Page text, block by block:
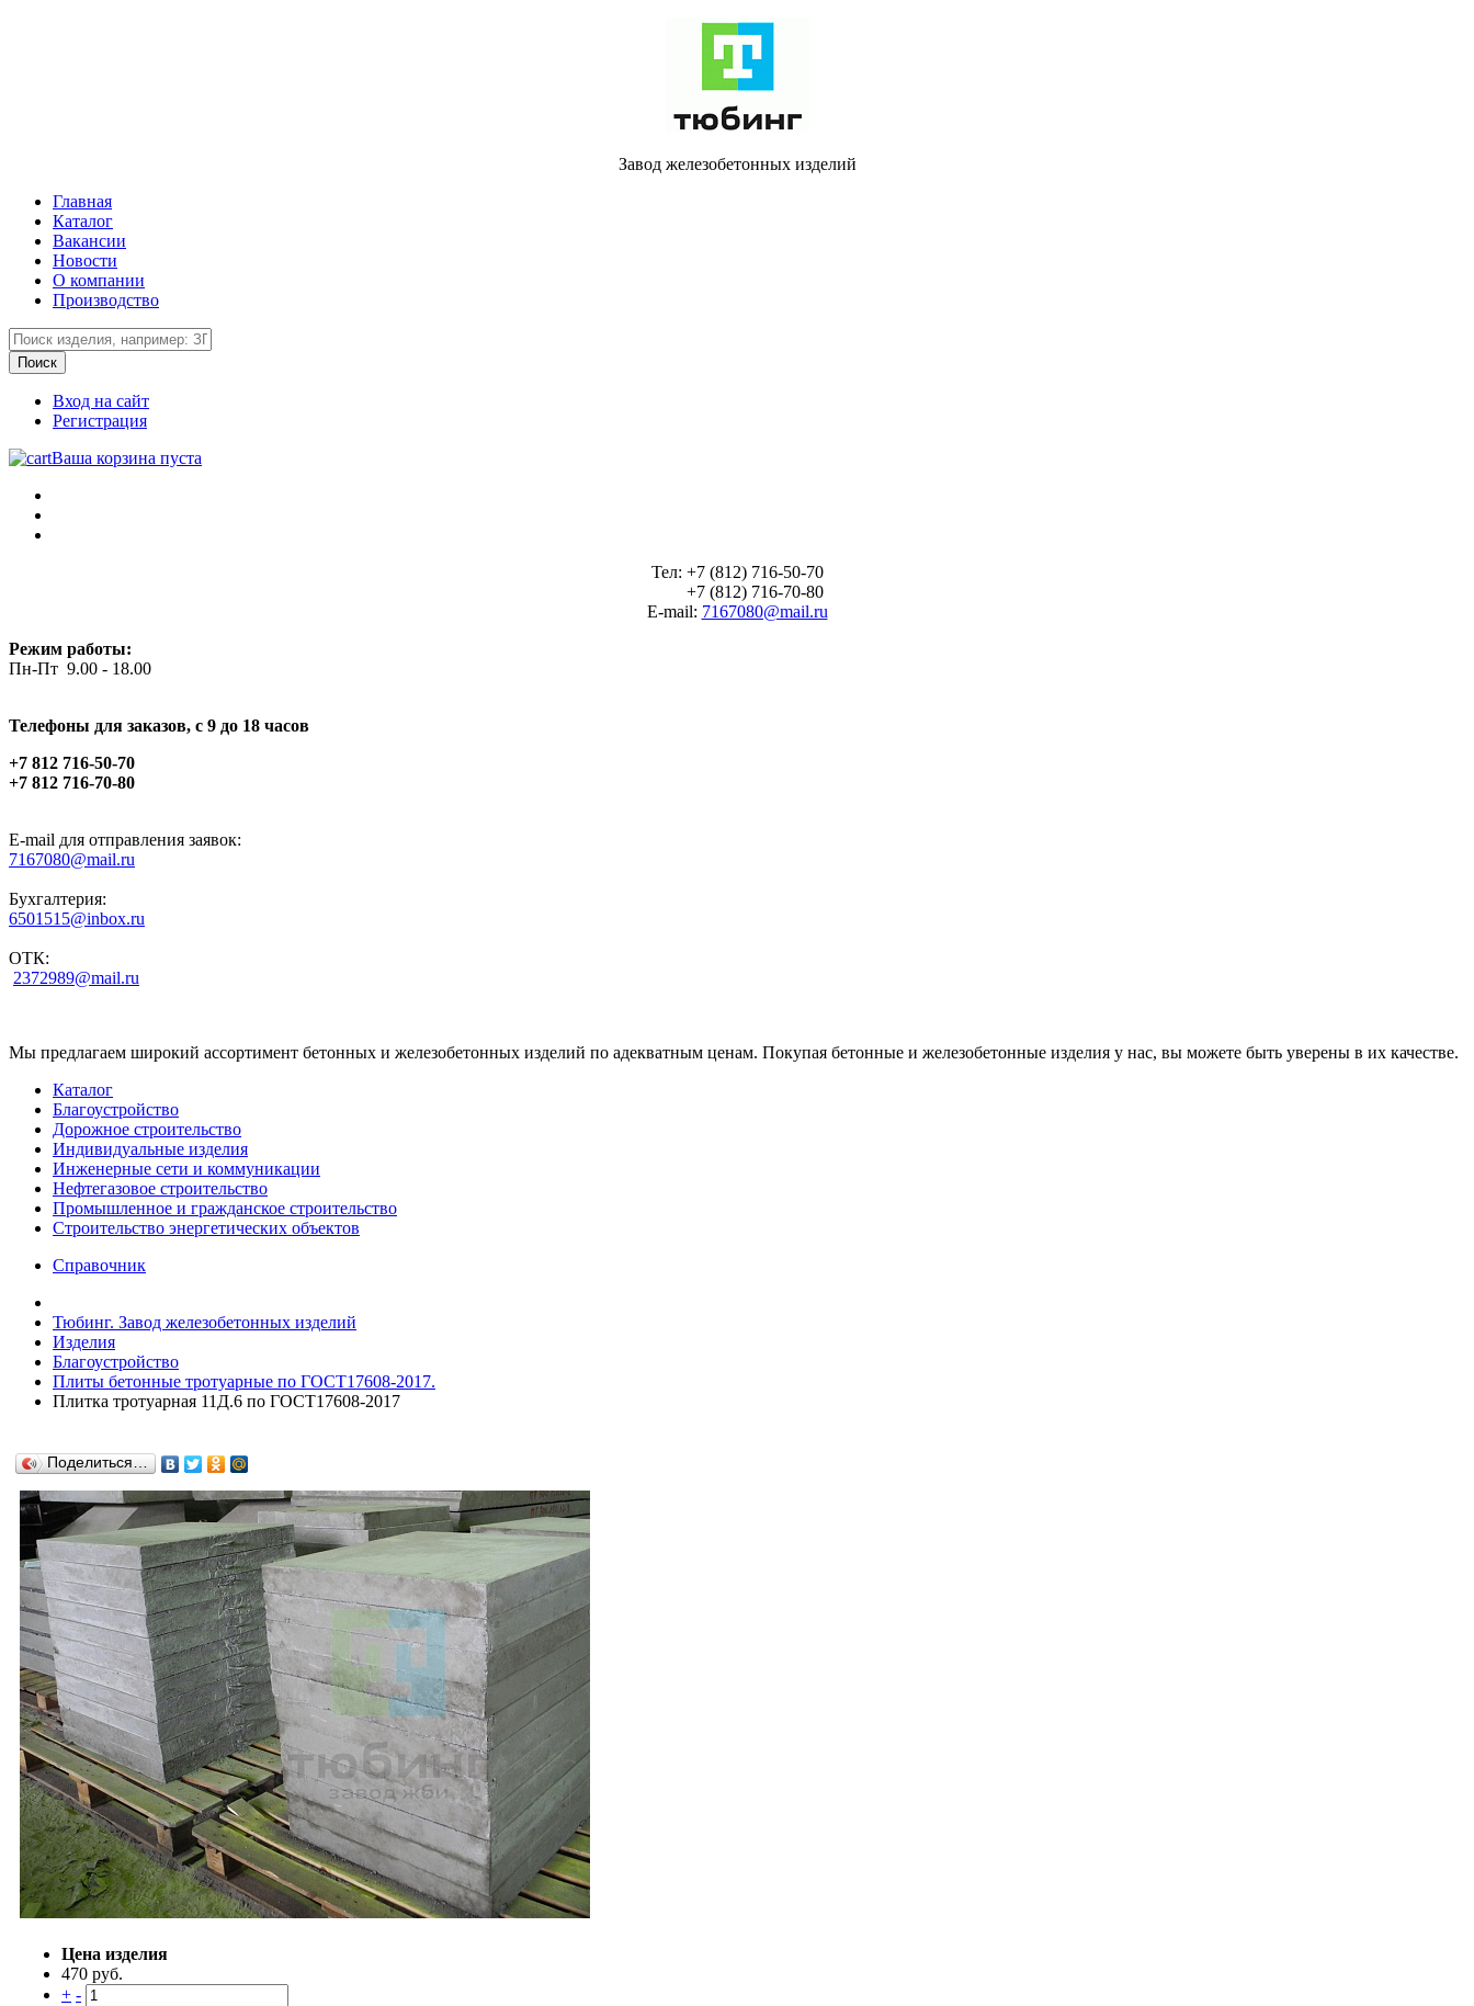
Завод железобетонных изделий
Главная
Каталог
Вакансии
Новости
О компании
Производство
Вход на сайт
Регистрация
Ваша корзина пуста
Тел: +7 (812) 716-50-70
+7 (812) 716-70-80
E-mail: 7167080@mail.ru
Режим работы:
Пн-Пт 9.00 - 18.00
Телефоны для заказов, c 9 до 18 часов
+7 812 716-50-70
+7 812 716-70-80
E-mail для отправления заявок:
7167080@mail.ru
Бухгалтерия:
6501515@inbox.ru
ОТК:
2372989@mail.ru
Мы предлагаем широкий ассортимент бетонных и железобетонных изделий по адекватным ценам. Покупая бетонные и железобетонные изделия у нас, вы можете быть уверены в их качестве.
Каталог
Благоустройство
Дорожное строительство
Индивидуальные изделия
Инженерные сети и коммуникации
Нефтегазовое строительство
Промышленное и гражданское строительство
Строительство энергетических объектов
Справочник
Тюбинг. Завод железобетонных изделий
Изделия
Благоустройство
Плиты бетонные тротуарные по ГОСТ17608-2017.
Плитка тротуарная 11Д.6 по ГОСТ17608-2017
Поделиться…
Цена изделия
470 руб.
+ -